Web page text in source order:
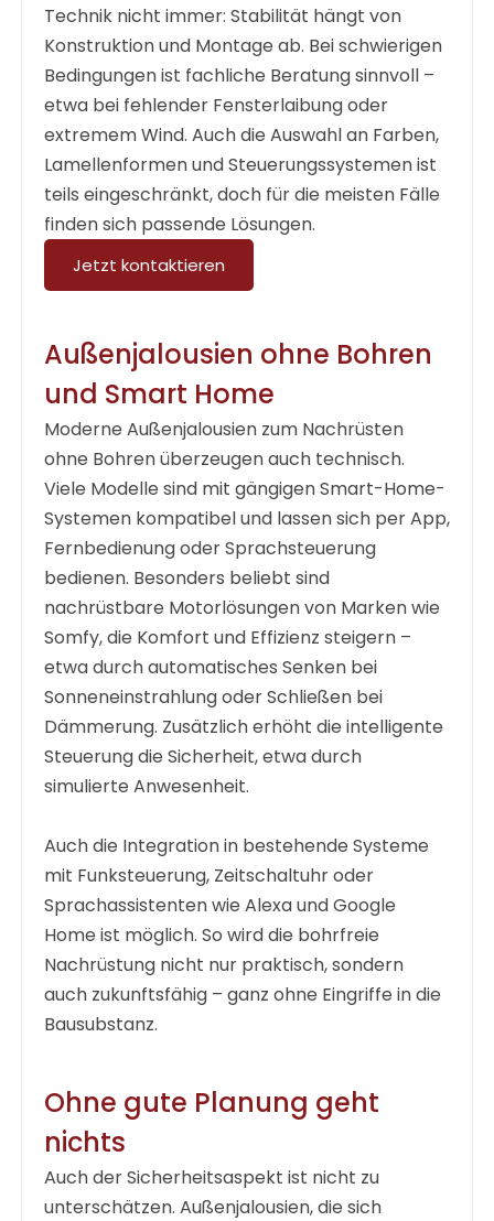
Technik nicht immer: Stabilität hängt von
Konstruktion und Montage ab. Bei schwierigen
Bedingungen ist fachliche Beratung sinnvoll –
etwa bei fehlender Fensterlaibung oder
extremem Wind. Auch die Auswahl an Farben,
Lamellenformen und Steuerungssystemen ist
teils eingeschränkt, doch für die meisten Fälle
finden sich passende Lösungen.
Jetzt kontaktieren
Außenjalousien ohne Bohren
und Smart Home
Moderne Außenjalousien zum Nachrüsten
ohne Bohren überzeugen auch technisch.
Viele Modelle sind mit gängigen Smart-Home-
Systemen kompatibel und lassen sich per App,
Fernbedienung oder Sprachsteuerung
bedienen. Besonders beliebt sind
nachrüstbare Motorlösungen von Marken wie
Somfy, die Komfort und Effizienz steigern –
etwa durch automatisches Senken bei
Sonneneinstrahlung oder Schließen bei
Dämmerung. Zusätzlich erhöht die intelligente
Steuerung die Sicherheit, etwa durch
simulierte Anwesenheit.
Auch die Integration in bestehende Systeme
mit Funksteuerung, Zeitschaltuhr oder
Sprachassistenten wie Alexa und Google
Home ist möglich. So wird die bohrfreie
Nachrüstung nicht nur praktisch, sondern
auch zukunftsfähig – ganz ohne Eingriffe in die
Bausubstanz.
Ohne gute Planung geht
nichts
Auch der Sicherheitsaspekt ist nicht zu
unterschätzen. Außenjalousien, die sich